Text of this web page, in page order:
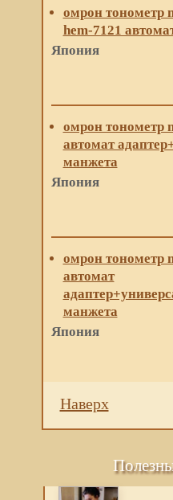
омрон тонометр
hem-7121
Япония
омрон тонометр
автомат
манжета
Япония
омрон тонометр
автомат
манжета
Япония
Наверх